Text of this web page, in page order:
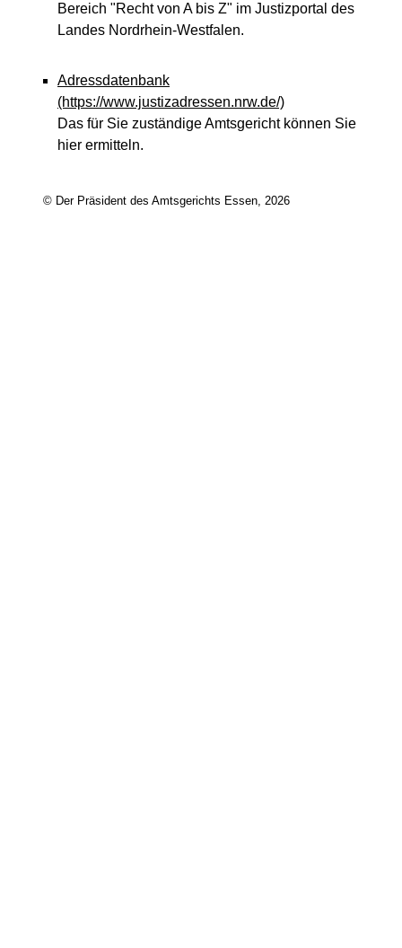
Bereich "Recht von A bis Z" im Justizportal des
Landes Nordrhein-Westfalen.
Adressdatenbank
(https://www.justizadressen.nrw.de/)
Das für Sie zuständige Amtsgericht können Sie
hier ermitteln.
© Der Präsident des Amtsgerichts Essen, 2026